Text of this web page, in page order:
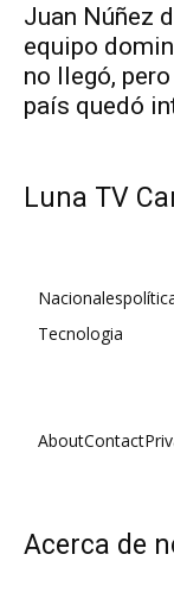
Juan Núñez
equipo
no llegó,
país quedó
Luna TV
Nacionales
Tecnologia
AboutContact
Acerca de